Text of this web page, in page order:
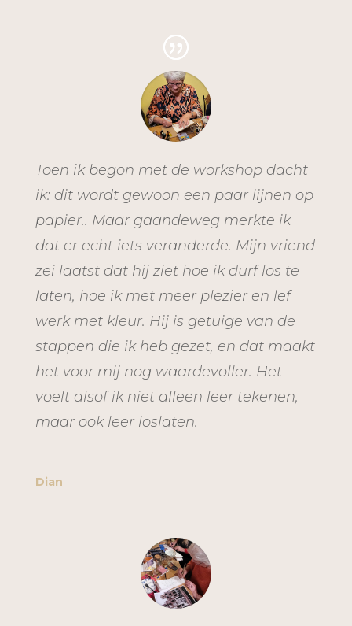
Toen ik begon met de workshop dacht
ik: dit wordt gewoon een paar lijnen op
papier.. Maar gaandeweg merkte ik
dat er echt iets veranderde. Mijn vriend
zei laatst dat hij ziet hoe ik durf los te
laten, hoe ik met meer plezier en lef
werk met kleur. Hij is getuige van de
stappen die ik heb gezet, en dat maakt
het voor mij nog waardevoller. Het
voelt alsof ik niet alleen leer tekenen,
maar ook leer loslaten.
Dian